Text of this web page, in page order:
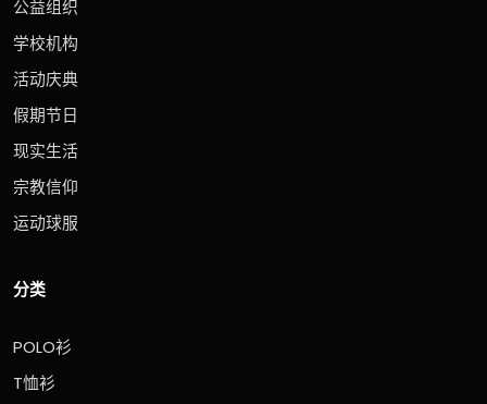
公益组织
学校机构
活动庆典
假期节日
现实生活
宗教信仰
运动球服
分类
POLO衫
T恤衫